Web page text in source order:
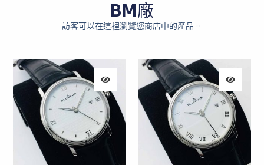
BM廠
訪客可以在這裡瀏覽您商店中的產品。